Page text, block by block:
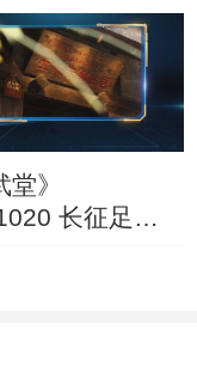
锁
堂》
长征足迹